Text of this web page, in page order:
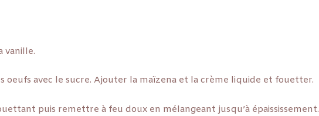
vanille.
oeufs avec le sucre. Ajouter la maïzena et la crème liquide et fouetter.
puis remettre à feu doux en mélangeant jusqu’à épaississement.